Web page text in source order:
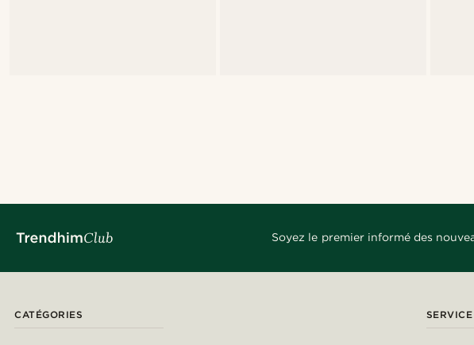
Soyez le premier informé des
CATÉGORIES